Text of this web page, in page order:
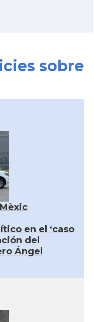
sobre
en el ‘caso
del
Ángel